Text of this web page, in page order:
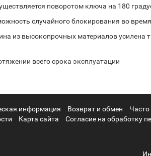
поворотом ключа на 180
случайного блокирования во
из высокопрочных материалов
всего срока эксплуатации
информация Возврат и обмен
Карта сайта
Согласие на обработку